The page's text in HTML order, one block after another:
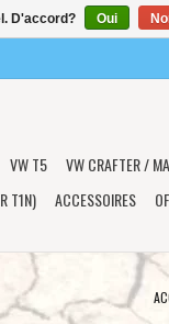
VW T5 VW CRAFTER /
T1N) ACCESSOIRES
D'accord? Oui